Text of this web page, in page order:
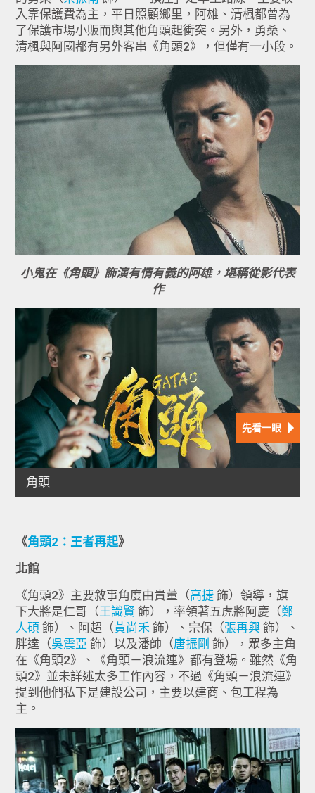
入靠保護費為主，平日照顧鄉里，阿雄、清楓都曾為
了保護市場小販而與其他角頭起衝突。另外，勇桑、
清楓與阿國都有另外客串《角頭2》，但僅有一小段。
小鬼在《角頭》飾演有情有義的阿雄，堪稱從影代表
作
《角頭2：王者再起》
北館
《角頭2》主要敘事角度由貴董（高捷 飾）領導，旗
下大將是仁哥（王識賢 飾），率領著五虎將阿慶（鄭
人碩 飾）、阿超（黃尚禾 飾）、宗保（張再興 飾）、
胖達（吳震亞 飾）以及潘帥（唐振剛 飾），眾多主角
在《角頭2》、《角頭－浪流連》都有登場。雖然《角
頭2》並未詳述太多工作內容，不過《角頭－浪流連》
提到他們私下是建設公司，主要以建商、包工程為
主。